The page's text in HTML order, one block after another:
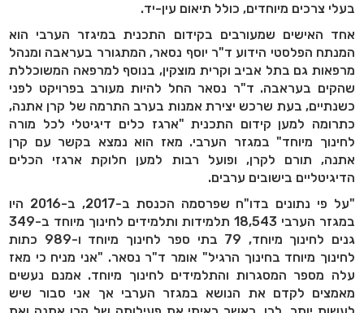
בעלי צרכים מיוחדים, כולל תיאום עין-יד.
אחד האישים שמעורבים בקידום התכנית במיגזר הערבי הוא
המנתח הפלסטי הידוע ד"ר יוסף נסאר, המתגורר בעראבה ומנהל
מרפאות גם בתל אביב וקרית מוצקין, בנוסף למרפאה המשוכללת
שהקים בעראבה. ד"ר נסאר החל להיות מעורב בפרויקט לפני
כשנתיים, בעת שרכש יצירת אמנות בערב התרמה של קרן אתנה,
כתרומה למען קידום התכנית "ארגז כלים דיגיטלי לכל מורה
לחינוך מיוחד" במגזר הערבי. מאז הוא נמצא בקשר עם קרן
אתנה, תורם לקרן, ופועל רבות למען חלוקת ארגזי הכלים
הדיגיטליים בישובים ערבים.
"על פי נתונים בדו"ח שפרסמה הכנסת ב-2017, ב-2016 היו
במגזר הערבי 18,543 תלמידות ותלמידים לחינוך מיוחד ב-349
גנים לחינוך מיוחד, 79 בתי ספר לחינוך מיוחד ו-989 כתות
לחינוך מיוחד בחינוך הרגיל" אומר ד"ר נסאר. "אני מניח כי מאז
עלה מספר המסגרות והתלמידים לחינוך מיוחד. אמנם נעשים
מאמצים לקדם את הנושא במגזר הערבי אך אני סבור שיש